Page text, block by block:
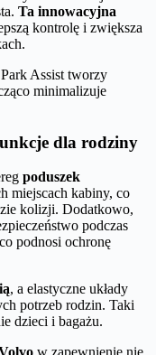
Ta innowacyjna
kontrolę i zwiększa
Assist tworzy
minimalizuje
dla rodziny
poduszek
miejscach kabiny, co
kolizji. Dodatkowo,
podczas
podnosi ochronę
, a elastyczne układy
potrzeb rodzin. Taki
dzieci i bagażu.